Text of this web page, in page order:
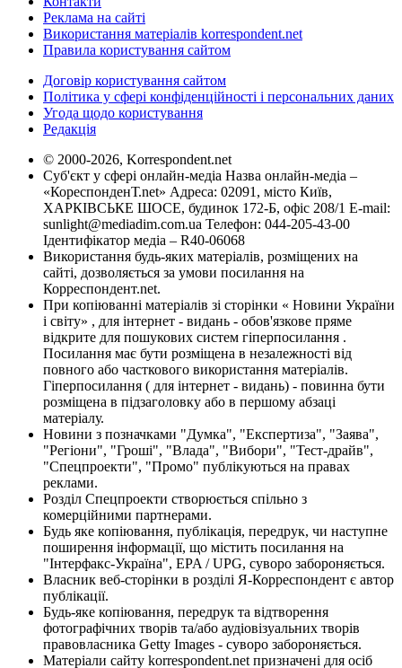
Реклама на сайті
Використання матеріалів korrespondent.net
Правила користування сайтом
Договір користування сайтом
Політика у сфері конфіденційності і персональних даних
Угода щодо користування
Редакція
© 2000-2026, Korrespondent.net
Суб'єкт у сфері онлайн-медіа Назва онлайн-медіа –
«КореспонденТ.net» Адреса: 02091, місто Київ,
ХАРКІВСЬКЕ ШОСЕ, будинок 172-Б, офіс 208/1 E-mail:
sunlight@mediadim.com.ua Телефон: 044-205-43-00
Ідентифікатор медіа – R40-06068
Використання будь-яких матеріалів, розміщених на
сайті, дозволяється за умови посилання на
Корреспондент.net.
При копіюванні матеріалів зі сторінки « Новини України
і світу» , для інтернет - видань - обов'язкове пряме
відкрите для пошукових систем гіперпосилання .
Посилання має бути розміщена в незалежності від
повного або часткового використання матеріалів.
Гіперпосилання ( для інтернет - видань) - повинна бути
розміщена в підзаголовку або в першому абзаці
матеріалу.
Новини з позначками "Думка", "Експертиза", "Заява",
"Регіони", "Гроші", "Влада", "Вибори", "Тест-драйв",
"Спецпроекти", "Промо" публікуються на правах
реклами.
Розділ Спецпроекти створюється спільно з
комерційними партнерами.
Будь яке копіювання, публікація, передрук, чи наступне
поширення інформації, що містить посилання на
"Інтерфакс-Україна", EPA / UPG, суворо забороняється.
Власник веб-сторінки в розділі Я-Корреспондент є автор
публікації.
Будь-яке копіювання, передрук та відтворення
фотографічних творів та/або аудіовізуальних творів
правовласника Getty Images - суворо забороняється.
Матеріали сайту korrespondent.net призначені для осіб